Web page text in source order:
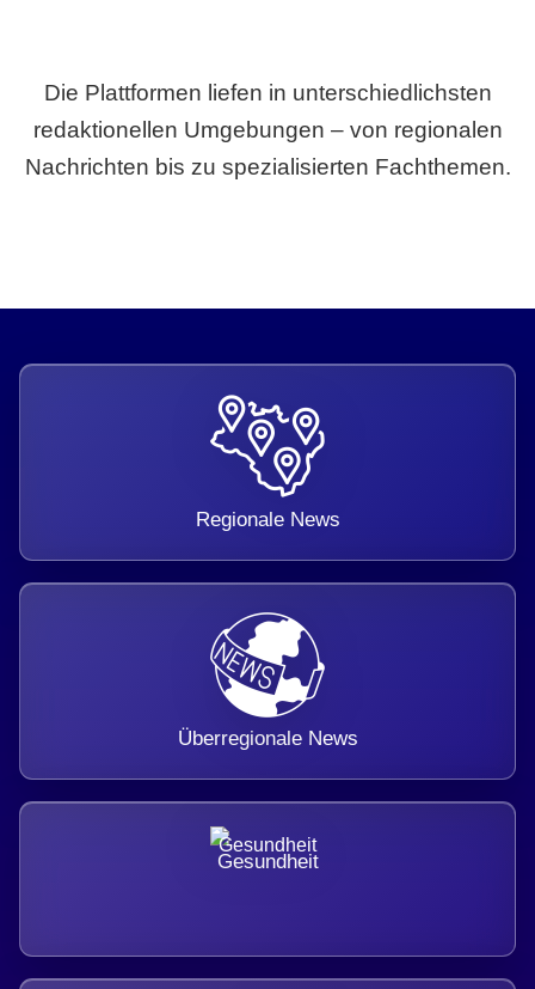
Die Plattformen liefen in unterschiedlichsten
redaktionellen Umgebungen – von regionalen
Nachrichten bis zu spezialisierten Fachthemen.
Regionale News
Überregionale News
Gesundheit